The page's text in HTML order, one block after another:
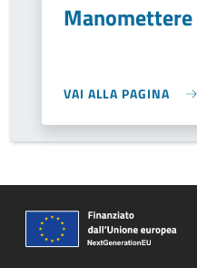
VAI ALLA PAGINA